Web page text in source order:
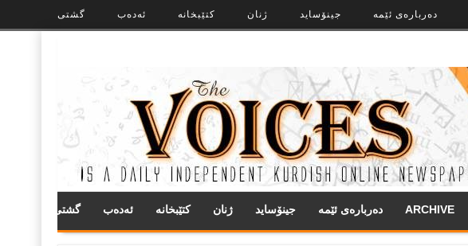
گشتی ئەدەب کتێبخانە ژنان جینۆساید ده‌رباره‌ی ئێمه
گشتی ئەدەب کتێبخانە ژنان جینۆساید ده‌رباره‌ی ئێمه ARCHIVE